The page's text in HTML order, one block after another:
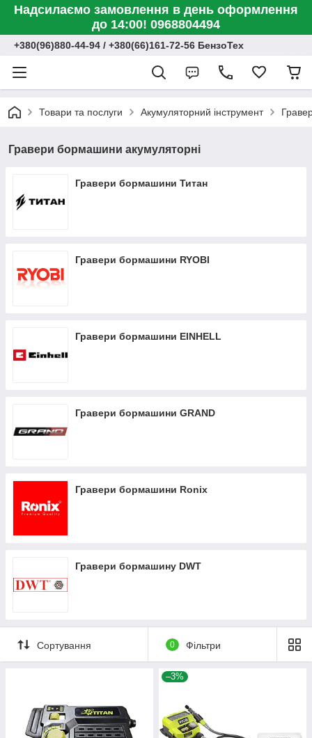
Надсилаємо замовлення в день оформлення
до 14:00! 0968804494
+380(96)880-44-94 / +380(66)161-72-56 БензоТех
Товари та послуги Акумуляторний інструмент
Гравери бормашини акумуляторні
Гравери бормашини Титан
Гравери бормашини RYOBI
Гравери бормашини EINHELL
Гравери бормашини GRAND
Гравери бормашини Ronix
Гравери бормашину DWT
Сортування 0 Фільтри
–3%